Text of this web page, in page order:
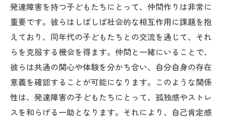
発達障害を持つ子どもたちにとって、仲間作りは非常に
重要です。彼らはしばしば社会的な相互作用に課題を抱
えており、同年代の子どもたちとの交流を通じて、それ
らを克服する機会を得ます。仲間と一緒にいることで、
彼らは共通の関心や体験を分かち合い、自分自身の存在
意義を確認することが可能になります。このような関係
性は、発達障害の子どもたちにとって、孤独感やストレ
スを和らげる一助となります。それにより、自己肯定感